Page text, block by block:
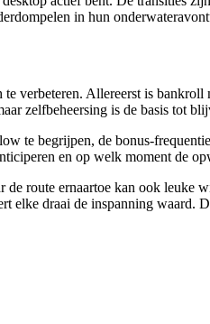
in hun
verbeteren. Allereerst is
zelfbeheersing is de basis tot
te begrijpen, de bonus-
en op welk moment de
route ernaartoe kan ook leuke
elke draai de inspanning waard.